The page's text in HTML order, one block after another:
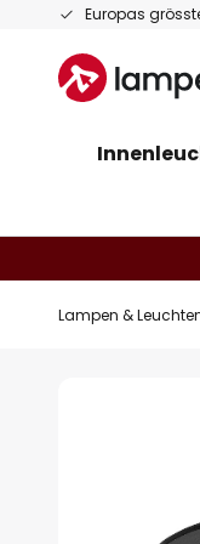
Europas
Zum
springen
Lampen &